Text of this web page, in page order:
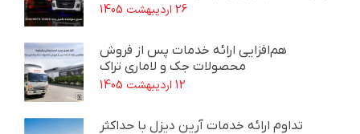
26 اردیبهشت 1405
هم‌افزایی ارائه خدمات پس از فروش
محصولات جک و لاماری تراک
12 اردیبهشت 1405
تداوم ارائه خدمات آرین دیزل با حداکثر